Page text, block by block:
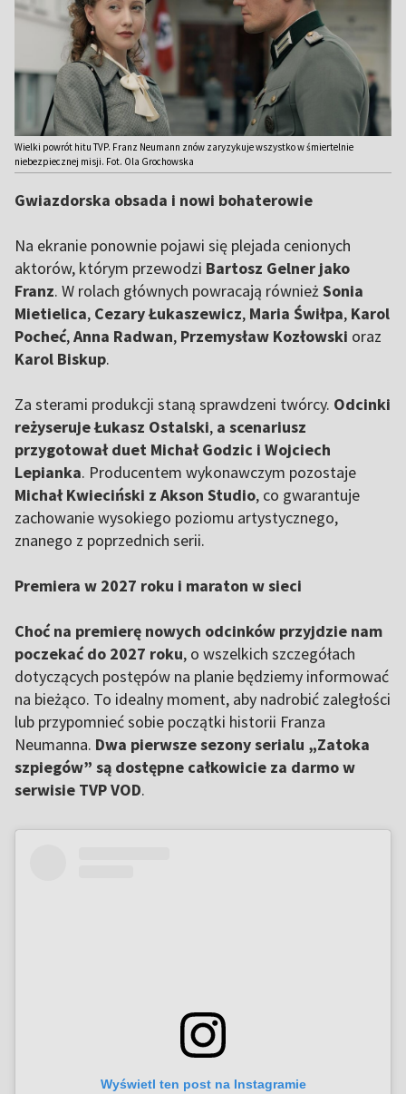
Wielki powrót hitu TVP. Franz Neumann znów zaryzykuje wszystko w śmiertelnie
niebezpiecznej misji. Fot. Ola Grochowska
Gwiazdorska obsada i nowi bohaterowie
Na ekranie ponownie pojawi się plejada cenionych
aktorów, którym przewodzi Bartosz Gelner jako
Franz. W rolach głównych powracają równieżSonia
Mietielica, Cezary Łukaszewicz, Maria Świłpa, Karol
Pocheć,Anna Radwan, Przemysław Kozłowski oraz
Karol Biskup.
Za sterami produkcji staną sprawdzeni twórcy. Odcinki
reżyseruje Łukasz Ostalski, a scenariusz
przygotował duet Michał Godzic i Wojciech
Lepianka. Producentem wykonawczym pozostaje
Michał Kwieciński z Akson Studio, co gwarantuje
zachowanie wysokiego poziomu artystycznego,
znanego z poprzednich serii.
Premiera w 2027 roku i maraton w sieci
Choć na premierę nowych odcinków przyjdzie nam
poczekać do 2027 roku, o wszelkich szczegółach
dotyczących postępów na planie będziemy informować
na bieżąco. To idealny moment, aby nadrobić zaległości
lub przypomnieć sobie początki historii Franza
Neumanna. Dwa pierwsze sezony serialu „Zatoka
szpiegów” są dostępne całkowicie za darmo w
serwisie TVP VOD.
Wyświetl ten post na Instagramie